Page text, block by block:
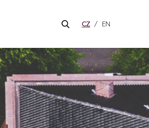
CZ EN